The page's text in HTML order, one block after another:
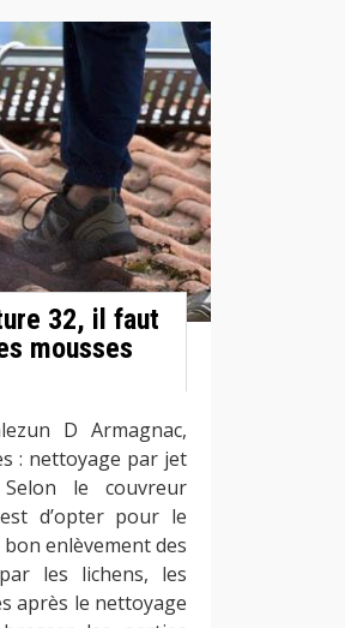
32, il faut
mousses
D Armagnac,
: nettoyage par jet
le couvreur
d’opter pour le
enlèvement des
les lichens, les
après le nettoyage